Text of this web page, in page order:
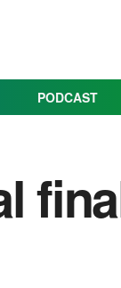
PODCAST